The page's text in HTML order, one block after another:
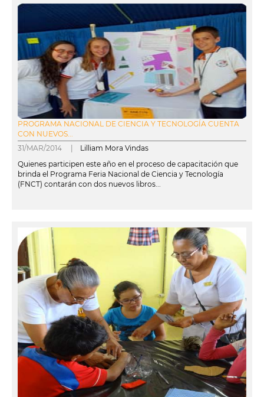
PROGRAMA NACIONAL DE CIENCIA Y TECNOLOGÍA CUENTA
CON NUEVOS...
31/MAR/2014 | Lilliam Mora Vindas
Quienes participen este año en el proceso de capacitación que
brinda el Programa Feria Nacional de Ciencia y Tecnología
(FNCT) contarán con dos nuevos libros...